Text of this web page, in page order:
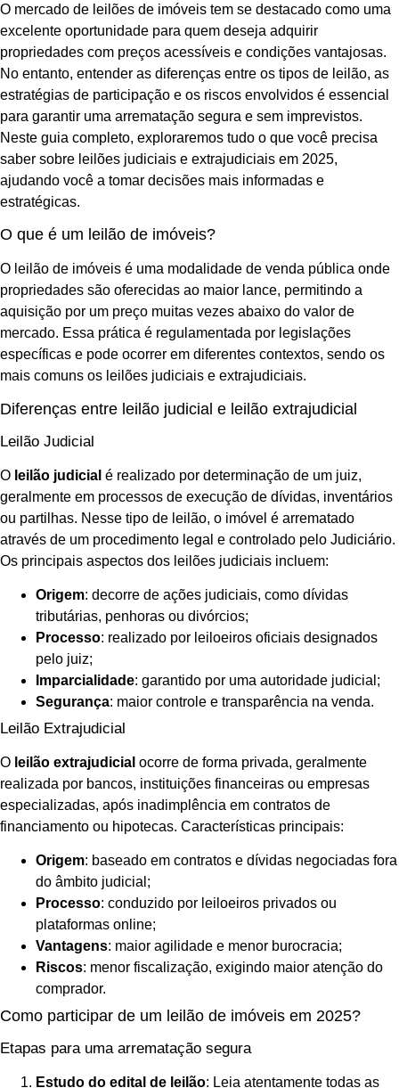
O mercado de leilões de imóveis tem se destacado como uma
excelente oportunidade para quem deseja adquirir
propriedades com preços acessíveis e condições vantajosas.
No entanto, entender as diferenças entre os tipos de leilão, as
estratégias de participação e os riscos envolvidos é essencial
para garantir uma arrematação segura e sem imprevistos.
Neste guia completo, exploraremos tudo o que você precisa
saber sobre leilões judiciais e extrajudiciais em 2025,
ajudando você a tomar decisões mais informadas e
estratégicas.
O que é um leilão de imóveis?
O leilão de imóveis é uma modalidade de venda pública onde
propriedades são oferecidas ao maior lance, permitindo a
aquisição por um preço muitas vezes abaixo do valor de
mercado. Essa prática é regulamentada por legislações
específicas e pode ocorrer em diferentes contextos, sendo os
mais comuns os leilões judiciais e extrajudiciais.
Diferenças entre leilão judicial e leilão extrajudicial
Leilão Judicial
O leilão judicial é realizado por determinação de um juiz,
geralmente em processos de execução de dívidas, inventários
ou partilhas. Nesse tipo de leilão, o imóvel é arrematado
através de um procedimento legal e controlado pelo Judiciário.
Os principais aspectos dos leilões judiciais incluem:
Origem: decorre de ações judiciais, como dívidas
tributárias, penhoras ou divórcios;
Processo: realizado por leiloeiros oficiais designados
pelo juiz;
Imparcialidade: garantido por uma autoridade judicial;
Segurança: maior controle e transparência na venda.
Leilão Extrajudicial
O leilão extrajudicial ocorre de forma privada, geralmente
realizada por bancos, instituições financeiras ou empresas
especializadas, após inadimplência em contratos de
financiamento ou hipotecas. Características principais:
Origem: baseado em contratos e dívidas negociadas fora
do âmbito judicial;
Processo: conduzido por leiloeiros privados ou
plataformas online;
Vantagens: maior agilidade e menor burocracia;
Riscos: menor fiscalização, exigindo maior atenção do
comprador.
Como participar de um leilão de imóveis em 2025?
Etapas para uma arrematação segura
Estudo do edital de leilão: Leia atentamente todas as